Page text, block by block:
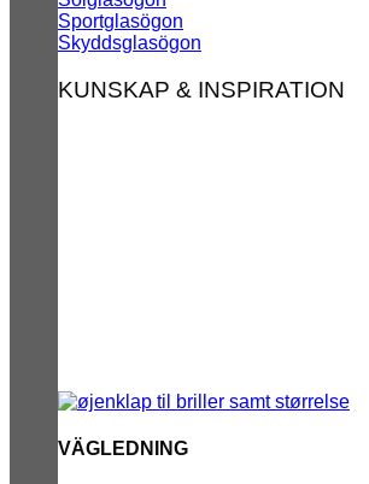
Sportglasögon
Skyddsglasögon
KUNSKAP & INSPIRATION
VÄGLEDNING